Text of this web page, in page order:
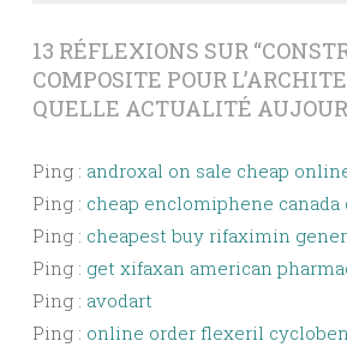
13 RÉFLEXIONS SUR “
COMPOSITE POUR
QUELLE ACTUALITÉ
Ping : androxal on sale cheap
Ping : cheap enclomiphene canada
Ping : cheapest buy rifaximin
Ping : get xifaxan american
Ping : avodart
Ping : online order flexeril